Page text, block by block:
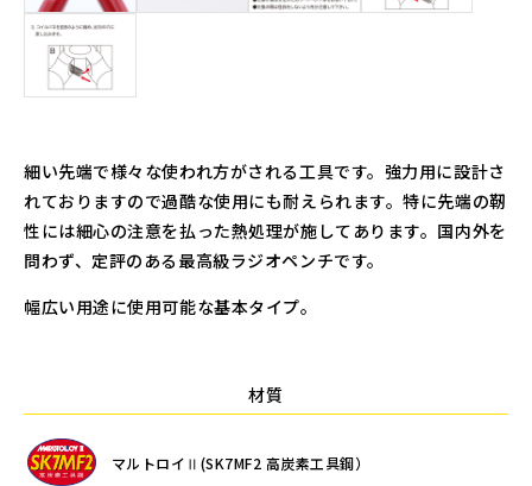
細い先端で様々な使われ方がされる工具です。強力用に設計さ
れておりますので過酷な使用にも耐えられます。特に先端の靭
性には細心の注意を払った熱処理が施してあります。国内外を
問わず、定評のある最高級ラジオペンチです。
幅広い用途に使用可能な基本タイプ。
材質
マルトロイⅡ(SK7MF2 高炭素工具鋼）